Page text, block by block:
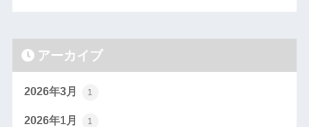
アーカイブ
2026年3月 1
2026年1月 1